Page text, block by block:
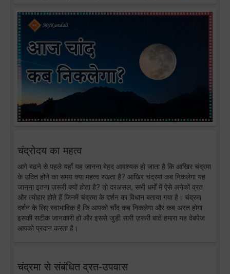
चंद्रोदय का महत्व
आगे बढ़ने से पहले यहाँ यह जानना बेहद आवश्यक हो जाता है कि आखिर चंद्रमा
के उदित होने का समय क्या महत्व रखता है? आखिर चंद्रमा कब निकलेगा यह
जानना इतना ज़रूरी क्यों होता है? तो दरअसल, सभी धर्मों में ऐसे अनेकों व्रत
और त्योहार होते हैं जिनमें चंद्रमा के दर्शन का विधान बताया गया है। चंद्रमा
दर्शन के लिए स्वाभाविक है कि आपको चाँद कब निकलेगा और कब अस्त होगा
इसकी सटीक जानकारी हो और इससे जुड़ी सारी ज़रूरी बातें हमारा यह वेबपेज
आपको प्रदान करता है।
चंद्रमा से संबंधित व्रत-उपवास